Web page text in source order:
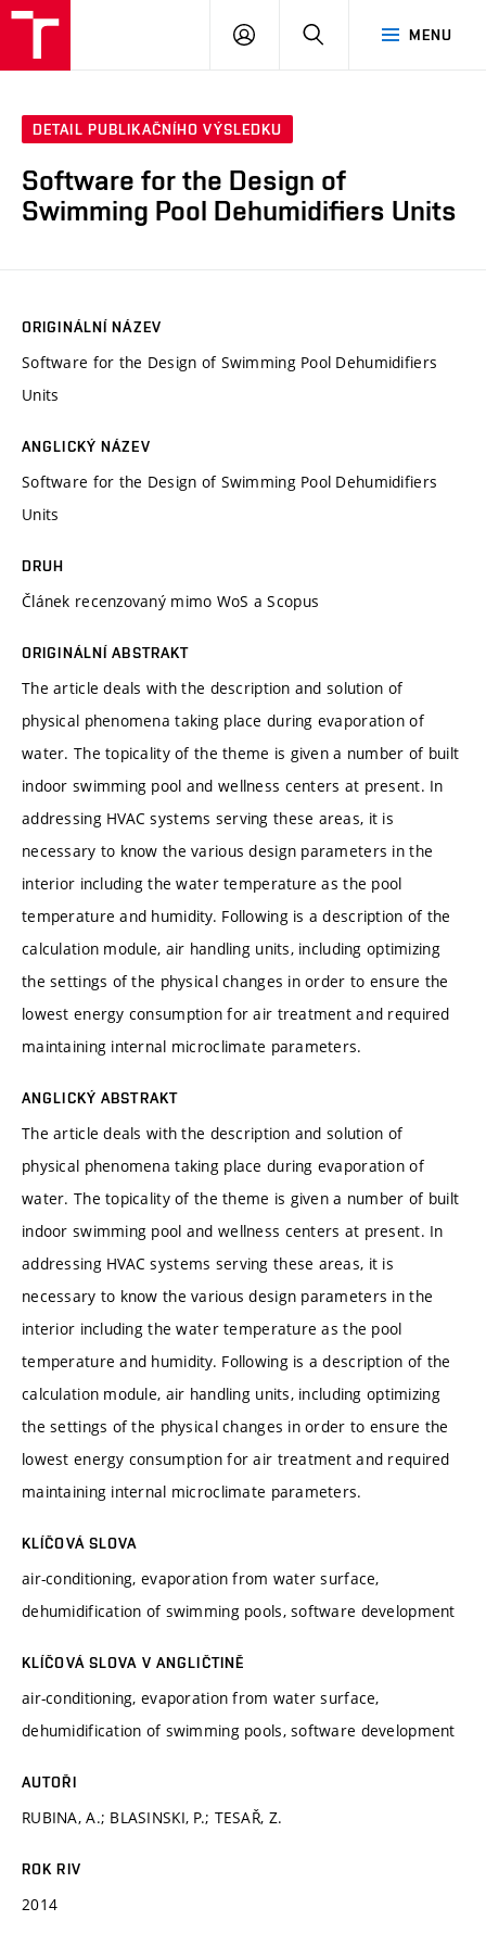
MENU
PŘIHLÁSIT
DETAIL PUBLIKAČNÍHO VÝSLEDKU
Software for the Design of
Swimming Pool Dehumidifiers Units
ORIGINÁLNÍ NÁZEV
Software for the Design of Swimming Pool Dehumidifiers
Units
ANGLICKÝ NÁZEV
Software for the Design of Swimming Pool Dehumidifiers
Units
DRUH
Článek recenzovaný mimo WoS a Scopus
ORIGINÁLNÍ ABSTRAKT
The article deals with the description and solution of
physical phenomena taking place during evaporation of
water. The topicality of the theme is given a number of built
indoor swimming pool and wellness centers at present. In
addressing HVAC systems serving these areas, it is
necessary to know the various design parameters in the
interior including the water temperature as the pool
temperature and humidity. Following is a description of the
calculation module, air handling units, including optimizing
the settings of the physical changes in order to ensure the
lowest energy consumption for air treatment and required
maintaining internal microclimate parameters.
ANGLICKÝ ABSTRAKT
The article deals with the description and solution of
physical phenomena taking place during evaporation of
water. The topicality of the theme is given a number of built
indoor swimming pool and wellness centers at present. In
addressing HVAC systems serving these areas, it is
necessary to know the various design parameters in the
interior including the water temperature as the pool
temperature and humidity. Following is a description of the
calculation module, air handling units, including optimizing
the settings of the physical changes in order to ensure the
lowest energy consumption for air treatment and required
maintaining internal microclimate parameters.
KLÍČOVÁ SLOVA
air-conditioning, evaporation from water surface,
dehumidification of swimming pools, software development
KLÍČOVÁ SLOVA V ANGLIČTINĚ
air-conditioning, evaporation from water surface,
dehumidification of swimming pools, software development
AUTOŘI
RUBINA, A.; BLASINSKI, P.; TESAŘ, Z.
ROK RIV
2014